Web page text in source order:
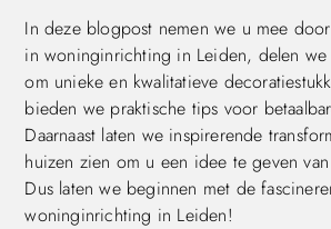
In deze blogpost nemen we u mee
in woninginrichting in Leiden, delen we
om unieke en kwalitatieve
bieden we praktische tips voor
Daarnaast laten we inspirerende
huizen zien om u een idee te geven
Dus laten we beginnen met de
woninginrichting in Leiden!